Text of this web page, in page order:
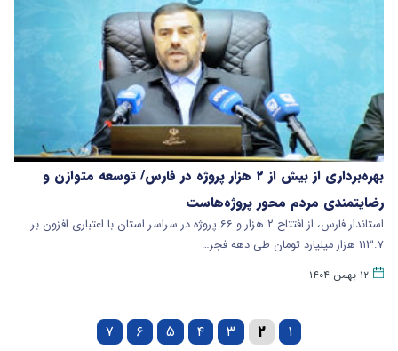
بهره‌برداری از بیش از ۲ هزار پروژه در فارس/ توسعه متوازن و
رضایتمندی مردم محور پروژه‌هاست
استاندار فارس، از افتتاح ۲ هزار و ۶۶ پروژه در سراسر استان با اعتباری افزون بر
۱۱۳.۷ هزار میلیارد تومان طی دهه فجر…
۱۲ بهمن ۱۴۰۴
۱ ۲ ۳ ۴ ۵ ۶ ۷